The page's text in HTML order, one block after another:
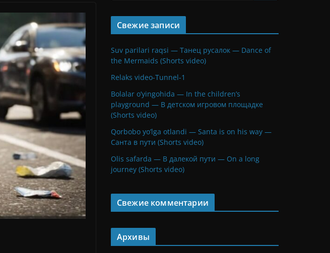
Свежие записи
Suv parilari raqsi — Танец русалок — Dance of
the Mermaids (Shorts video)
Relaks video-Tunnel-1
Bolalar o’yingohida — In the children’s
playground — В детском игровом площадке
(Shorts video)
Qorbobo yo’lga otlandi — Santa is on his way —
Санта в пути (Shorts video)
Olis safarda — В далекой пути — On a long
journey (Shorts video)
Свежие комментарии
Архивы